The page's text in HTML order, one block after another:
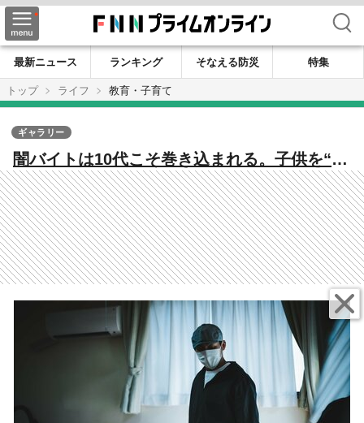
検索
最新ニュース ランキング そなえる防災
特集
トップ
ライフ 教育・子育て
闇バイトは10代こそ巻き込まれる。子供を“短
時間で楽に稼ぐ”誘惑から守るために親ができ
ること
ギャラリー